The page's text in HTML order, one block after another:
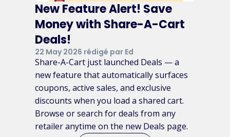
New Feature Alert! Save
Money with Share-A-Cart
Deals!
22 May 2026 rédigé par Ed
Share-A-Cart just launched Deals — a
new feature that automatically surfaces
coupons, active sales, and exclusive
discounts when you load a shared cart.
Browse or search for deals from any
retailer anytime on the new Deals page.